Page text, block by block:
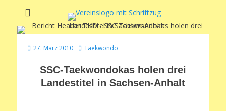
Soltauer Sportclub
02 e.V.
Soltauer Sportclub 02 e.V.
Veröffentlicht
27. März 2010 Autor
Taekwondo
SSC-Taekwondokas holen drei
Landestitel in Sachsen-Anhalt